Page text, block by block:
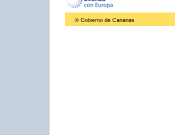
© Gobierno de Canarias